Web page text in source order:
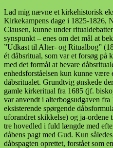
Lad mig nævne et kirkehistorisk
Kirkekampens dage i 1825-1826,
Clausen, kunne under
synspunkt – enes om det mål at
”Udkast til Alter- og Ritualbog”
ét dåbsritual, som var et forsøg på
med det formål at bevare
enhedsforståelsen kun kunne
dåbsritualet. Grundtvig ønskede
gamle kirkeritual fra 1685 (jf.
var anvendt i alterbogsudgaven fra
eksisterende spørgende
uforandret skikkelse) og ja-ordene
tre hovedled i fuld længde med
dåbens pagt med Gud. Kun
dåbspagten oprettet, forstået som